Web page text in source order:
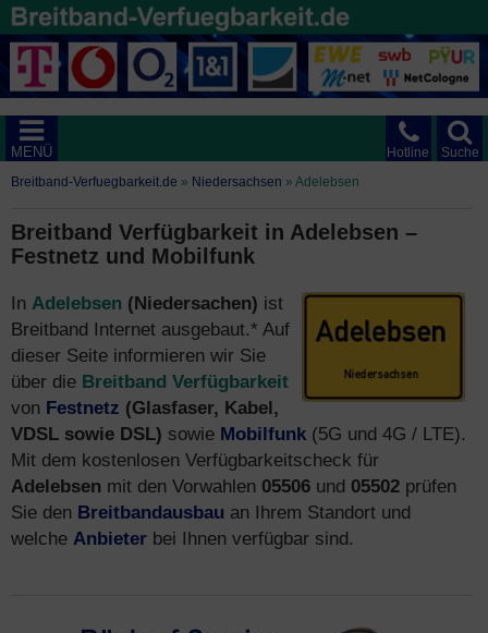
Suche
Hotline
MENÜ
Breitband-Verfuegbarkeit.de » Niedersachsen » Adelebsen
Breitband Verfügbarkeit in Adelebsen –
Festnetz und Mobilfunk
In Adelebsen (Niedersachen) ist
Breitband Internet ausgebaut.* Auf
dieser Seite informieren wir Sie
über die Breitband Verfügbarkeit
von Festnetz (Glasfaser, Kabel,
VDSL sowie DSL) sowie Mobilfunk (5G und 4G / LTE).
Mit dem kostenlosen Verfügbarkeitscheck für
Adelebsen mit den Vorwahlen 05506 und 05502 prüfen
Sie den Breitbandausbau an Ihrem Standort und
welche Anbieter bei Ihnen verfügbar sind.